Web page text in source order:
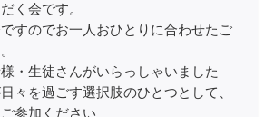
く会です。
すのでお一人おひとりに合わせたご
・生徒さんがいらっしゃいました
々を過ごす選択肢のひとつとして、
参加ください